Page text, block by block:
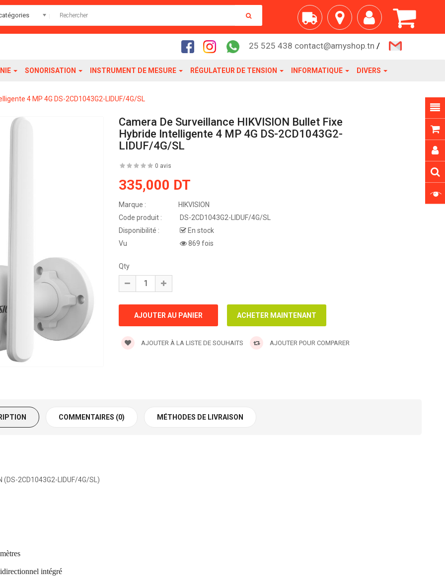
25 525 438 contact@amyshop.tn /
SONORISATION INSTRUMENT DE MESURE RÉGULATEUR DE TENSION INFORMATIQUE DIVERS
4 MP 4G DS-2CD1043G2-LIDUF/4G/SL
Camera De Surveillance HIKVISION Bullet Fixe
Hybride Intelligente 4 MP 4G DS-2CD1043G2-
LIDUF/4G/SL
0 avis
335,000 DT
Marque :
HIKVISION
Code produit :
DS-2CD1043G2-LIDUF/4G/SL
Disponibilité :
En stock
Vu
869 fois
Qty
AJOUTER À LA LISTE DE SOUHAITS AJOUTER POUR COMPARER
COMMENTAIRES (0) MÉTHODES DE LIVRAISON
2CD1043G2-LIDUF/4G/SL)
intégré